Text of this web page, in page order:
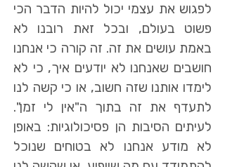
לפגוש את עצמי יכול להיות הדבר הכי
פשוט בעולם, ובכל זאת רובנו לא
באמת עושים את זה. זה קורה כי אנחנו
חושבים שאנחנו לא יודעים איך, כי לא
לימדו אותנו שזה חשוב, או כי קשה לנו
לתעדף את זה בתוך ה"אין לי זמן".
לעיתים הסיבות הן פסיכולוגיות: באופן
לא מודע אנחנו לא בטוחים שנוכל